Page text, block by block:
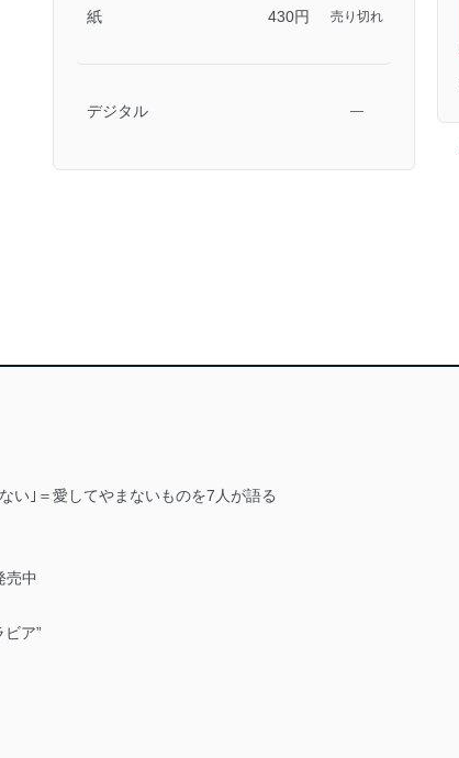
紙 430円 売り切れ
デジタル ―
い｣＝愛してやまないものを7人が語る
売中
ア”